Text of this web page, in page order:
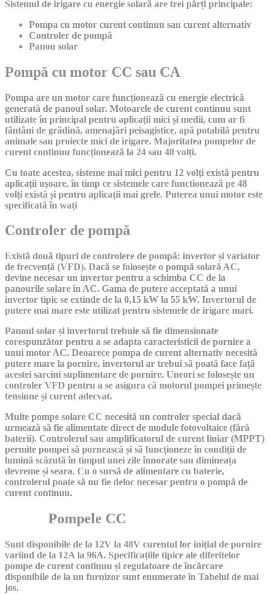
Sistemul de irigare cu energie solară are trei părți principale:
Pompa cu motor curent continuu sau curent alternativ
Controler de pompă
Panou solar
Pompă cu motor CC sau CA
Pompa are un motor care funcționează cu energie electrică
generată de panoul solar. Motoarele de curent continuu sunt
utilizate în principal pentru aplicații mici și medii, cum ar fi
fântâni de grădină, amenajări peisagistice, apă potabilă pentru
animale sau proiecte mici de irigare. Majoritatea pompelor de
curent continuu funcționează la 24 sau 48 volți.
Cu toate acestea, sisteme mai mici pentru 12 volți există pentru
aplicații ușoare, în timp ce sistemele care functionează pe 48
volți există și pentru aplicații mai grele. Puterea unui motor este
specificată în wați
Controler de pompă
Există două tipuri de controlere de pompă: invertor și variator
de frecvență (VFD). Dacă se folosește o pompă solară AC,
devine necesar un invertor pentru a schimba CC de la
panourile solare în AC. Gama de putere acceptată a unui
invertor tipic se extinde de la 0,15 kW la 55 kW. Invertorul de
putere mai mare este utilizat pentru sistemele de irigare mari.
Panoul solar și invertorul trebuie să fie dimensionate
corespunzător pentru a se adapta caracteristicii de pornire a
unui motor AC. Deoarece pompa de curent alternativ necesită
putere mare la pornire, invertorul ar trebui să poată face față
acestei sarcini suplimentare de pornire. Uneori se folosește un
controler VFD pentru a se asigura că motorul pompei primește
tensiune și curent adecvat.
Multe pompe solare CC necesită un controler special dacă
urmează să fie alimentate direct de module fotovoltaice (fără
baterii). Controlerul sau amplificatorul de curent liniar (MPPT)
permite pompei să pornească și să funcționeze în condiții de
lumină scăzută în timpul unei zile înnorate sau dimineața
devreme și seara. Cu o sursă de alimentare cu baterie,
controlerul poate să nu fie deloc necesar pentru o pompă de
curent continuu.
Pompele CC
Sunt disponibile de la 12V la 48V curentul lor inițial de pornire
variind de la 12A la 96A. Specificațiile tipice ale diferitelor
pompe de curent continuu și regulatoare de încărcare
disponibile de la un furnizor sunt enumerate în Tabelul de mai
jos.